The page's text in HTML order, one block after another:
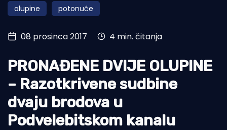
Pomorstvo
Ribolov
Tradicija i kultura
olupine potonuće
08 prosinca 2017 4 min. čitanja
PRONAĐENE DVIJE OLUPINE
– Razotkrivene sudbine
dvaju brodova u
Podvelebitskom kanalu